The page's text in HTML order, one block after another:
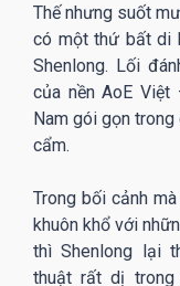
Thế nhưng suốt
có một thứ bất di
Shenlong. Lối
của nền AoE
Nam gói gọn
cẩm.
Trong bối cảnh
khuôn khổ với
thì Shenlong lại
thuật rất dị trong